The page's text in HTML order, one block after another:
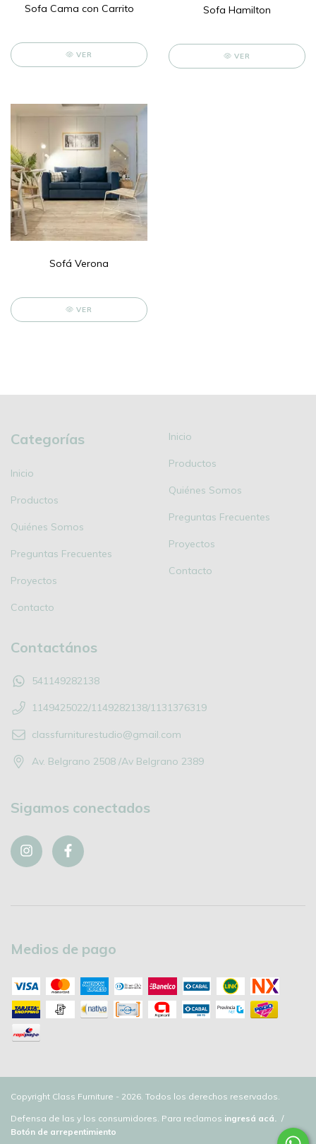
Sofa Cama con Carrito
VER
Sofa Hamilton
VER
Sofá Verona
VER
Categorías
Inicio
Productos
Quiénes Somos
Preguntas Frecuentes
Proyectos
Contacto
Inicio
Productos
Quiénes Somos
Preguntas Frecuentes
Proyectos
Contacto
Contactános
541149282138
1149425022/1149282138/1131376319
classfurniturestudio@gmail.com
Av. Belgrano 2508 /Av Belgrano 2389
Sigamos conectados
Medios de pago
Copyright Class Furniture - 2026. Todos los derechos reservados.
Defensa de las y los consumidores. Para reclamos ingresá acá. /
Botón de arrepentimiento